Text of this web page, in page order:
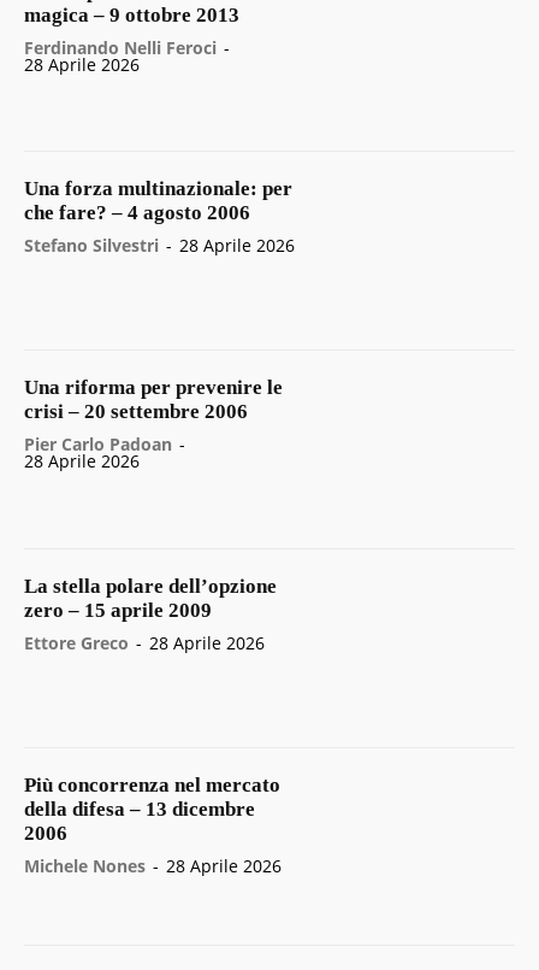
magica – 9 ottobre 2013
Ferdinando Nelli Feroci -
28 Aprile 2026
Una forza multinazionale: per
che fare? – 4 agosto 2006
Stefano Silvestri - 28 Aprile 2026
Una riforma per prevenire le
crisi – 20 settembre 2006
Pier Carlo Padoan -
28 Aprile 2026
La stella polare dell’opzione
zero – 15 aprile 2009
Ettore Greco - 28 Aprile 2026
Più concorrenza nel mercato
della difesa – 13 dicembre
2006
Michele Nones - 28 Aprile 2026